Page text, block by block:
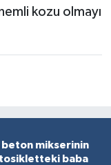
kozu olmayı
mikserinin
baba